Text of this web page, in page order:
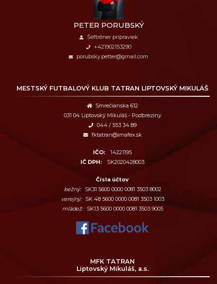
PETER PORUBSKÝ
Šéftréner prípraviek
+421902153290
porubsky.petter@gmail.com
MESTSKÝ FUTBALOVÝ KLUB TATRAN LIPTOVSKÝ MIKULÁŠ
Smrečianska 612
031 04 Liptovský Mikuláš - Podbreziny
044 / 553 34 89
fktatran@imafex.sk
IČO:
14221195
IČ DPH:
SK2020428003
Čísla účtov
bežný:
SK31 5600 0000 0081 3503 8002
verejný:
SK 48 5600 0000 0081 3503 1003
mládež:
SK13 5600 0000 0081 3503 9005
MFK TATRAN
Liptovský Mikuláš, a.s.